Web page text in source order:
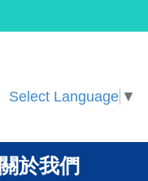
Select Language ▼
關於我們